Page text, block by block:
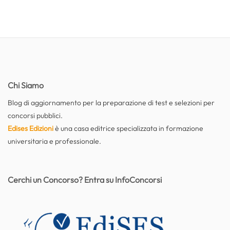
Chi Siamo
Blog di aggiornamento per la preparazione di test e selezioni per
concorsi pubblici.
Edises Edizioniè una casa editrice specializzata in formazione
universitaria e professionale.
Cerchi un Concorso? Entra su InfoConcorsi